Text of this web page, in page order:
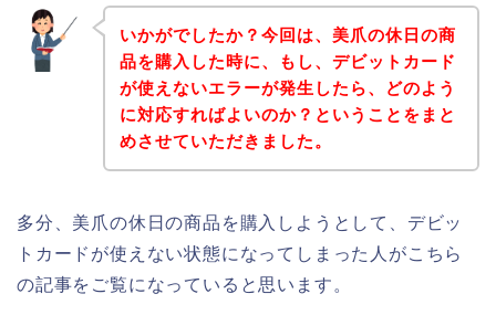
いかがでしたか？今回は、美爪の休日の商
品を購入した時に、もし、デビットカード
が使えないエラーが発生したら、どのよう
に対応すればよいのか？ということをまと
めさせていただきました。
多分、美爪の休日の商品を購入しようとして、デビッ
トカードが使えない状態になってしまった人がこちら
の記事をご覧になっていると思います。